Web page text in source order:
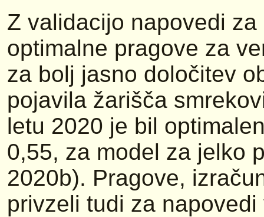
Z validacijo napovedi
optimalne pragove za
za bolj jasno določitev
pojavila žarišča
letu 2020 je bil
0,55, za model za jelko
2020b). Pragove,
privzeli tudi za napovedi